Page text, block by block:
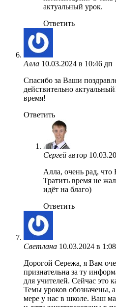
актуальный урок.
Ответить
Алла 10.03.2024 в 10:46 дп
Спасибо за Ваши
действительно
время!
Ответить
Сергей автор
Алла, очень рад, что
Тратить время не
идёт на благо)
Ответить
Светлана 10.03.2024 в
Дорогой Сережа, я Вам
признательна за ту
для учителей. Сейчас это
Темы уроков обозначены,
мере у нас в школе. Ваш